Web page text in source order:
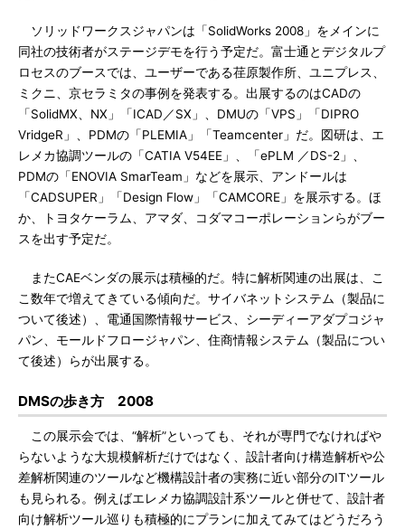
ソリッドワークスジャパンは「SolidWorks 2008」をメインに
同社の技術者がステージデモを行う予定だ。富士通とデジタルプ
ロセスのブースでは、ユーザーである荏原製作所、ユニプレス、
ミクニ、京セラミタの事例を発表する。出展するのはCADの
「SolidMX、NX」「ICAD／SX」、DMUの「VPS」「DIPRO
VridgeR」、PDMの「PLEMIA」「Teamcenter」だ。図研は、エ
レメカ協調ツールの「CATIA V54EE」、「ePLM ／DS-2」、
PDMの「ENOVIA SmarTeam」などを展示、アンドールは
「CADSUPER」「Design Flow」「CAMCORE」を展示する。ほ
か、トヨタケーラム、アマダ、コダマコーポレーションらがブー
スを出す予定だ。
またCAEベンダの展示は積極的だ。特に解析関連の出展は、こ
こ数年で増えてきている傾向だ。サイバネットシステム（製品に
ついて後述）、電通国際情報サービス、シーディーアダプコジャ
パン、モールドフロージャパン、住商情報システム（製品につい
て後述）らが出展する。
DMSの歩き方 2008
この展示会では、“解析”といっても、それが専門でなければや
らないような大規模解析だけではなく、設計者向け構造解析や公
差解析関連のツールなど機構設計者の実務に近い部分のITツール
も見られる。例えばエレメカ協調設計系ツールと併せて、設計者
向け解析ツール巡りも積極的にプランに加えてみてはどうだろう